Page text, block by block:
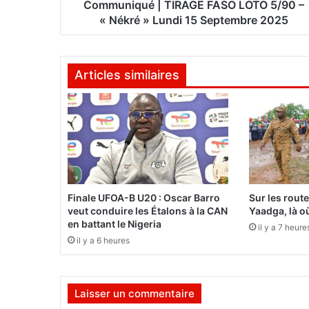
T
R
G
E
F
A
S
O
O
T
O
5
0
Communiqué | TIRAGE FASO LOTO 5/90 –
« Nékré » Lundi 15 Septembre 2025
Articles similaires
Finale UFOA-B U20 : Oscar Barro
veut conduire les Étalons à la CAN
en battant le Nigeria
il y a 6 heures
Sur les
Yaadga, là
il y a 7
Laisser un commentaire